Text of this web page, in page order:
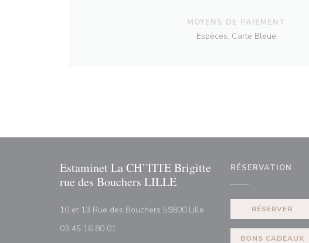
MOYENS DE PAIEMENT
Espèces, Carte Bleue
Estaminet La CH’TITE Brigitte
rue des Bouchers LILLE
10 et 13 Rue des Bouchers 59800 Lille ((ouvre une nouvelle fenêtre))
03 45 16 80 01
RÉSERVATION
RÉSERVER
BONS CADEAUX